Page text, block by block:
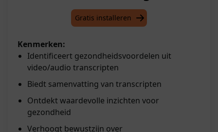
Gratis installeren
Kenmerken:
Identificeert gezondheidsvoordelen uit
video/audio transcripten
Biedt samenvatting van transcripten
Ontdekt waardevolle inzichten voor
gezondheid
Verhoogt bewustzijn over